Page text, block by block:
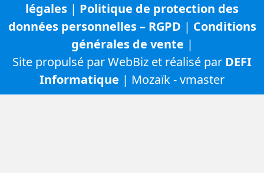
légales | Politique de protection des
données personnelles – RGPD | Conditions
générales de vente |
Site propulsé par WebBiz et réalisé par DEFI
Informatique | Mozaïk - vmaster